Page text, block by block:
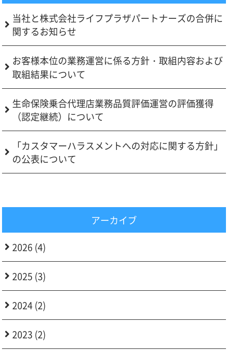
当社と株式会社ライフプラザパートナーズの合併に
関するお知らせ
お客様本位の業務運営に係る方針・取組内容および
取組結果について
生命保険乗合代理店業務品質評価運営の評価獲得
（認定継続）について
「カスタマーハラスメントへの対応に関する方針」
の公表について
アーカイブ
2026 (4)
2025 (3)
2024 (2)
2023 (2)